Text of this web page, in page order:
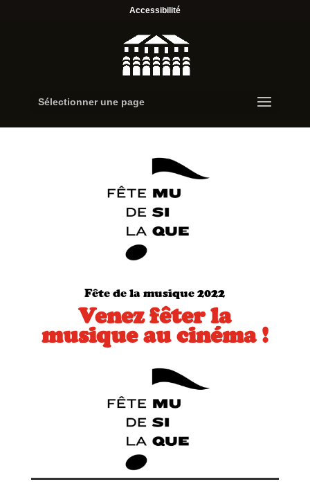
Accessibilité
Sélectionner une page
Fête de la musique 2022
Venez fêter la
musique au cinéma !